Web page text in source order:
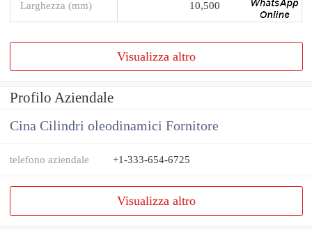
Larghezza (mm) 10,500
Visualizza altro
Profilo Aziendale
Cina Cilindri oleodinamici Fornitore
telefono aziendale +1-333-654-6725
Visualizza altro